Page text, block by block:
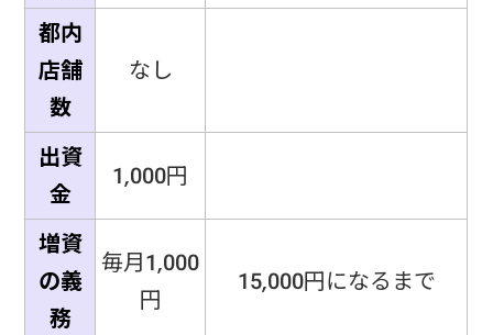
都内
店舗
数
なし
出資
金
1,000円
増資
の義
務
毎月1,000
円
15,000円になるまで